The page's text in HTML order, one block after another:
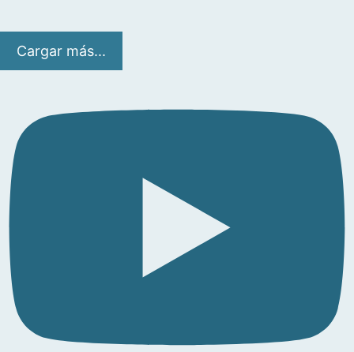
Cargar más...